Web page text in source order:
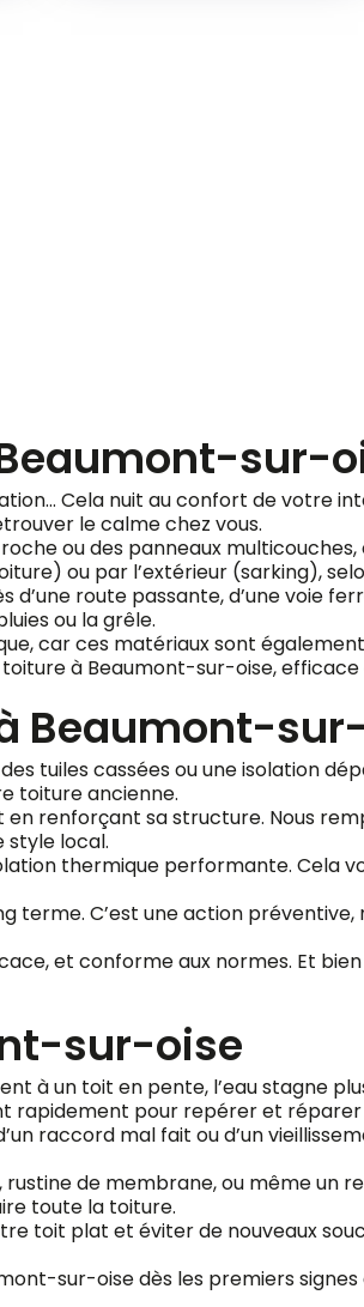
sur-
Cela nuit au confort de votre
le calme chez vous.
ou des panneaux
ou par l’extérieur (sarking),
route passante, d’une voie
ou la grêle.
car ces matériaux sont
à Beaumont-sur-oise,
Beaumont-
tuiles cassées ou une isolation
toiture ancienne.
renforçant sa structure. Nous
style local.
thermique performante. Cela
terme. C’est une action
et conforme aux normes. Et
sur-oise
à un toit en pente, l’eau stagne
rapidement pour repérer et réparer
raccord mal fait ou d’un
de membrane, ou même un
toute la toiture.
toit plat et éviter de nouveaux
sur-oise dès les premiers signes